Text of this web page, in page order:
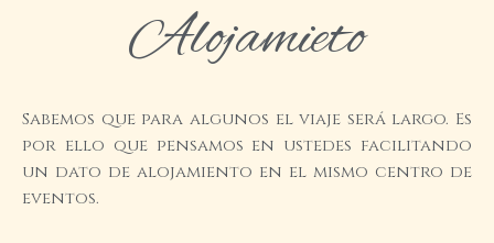
Alojamieto
Sabemos que para algunos el viaje será largo. Es
por ello que pensamos en ustedes facilitando
un dato de alojamiento en el mismo centro de
eventos.